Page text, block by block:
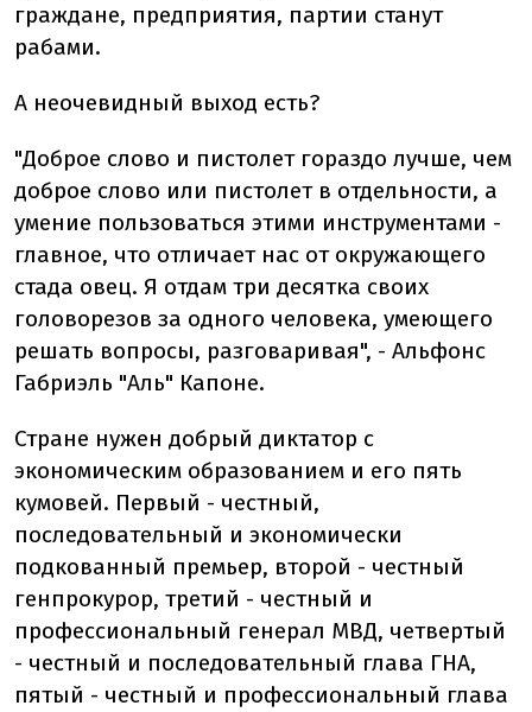
граждане, предприятия, партии станут
рабами.
А неочевидный выход есть?
"Доброе слово и пистолет гораздо лучше, чем
доброе слово или пистолет в отдельности, а
умение пользоваться этими инструментами -
главное, что отличает нас от окружающего
стада овец. Я отдам три десятка своих
головорезов за одного человека, умеющего
решать вопросы, разговаривая", - Альфонс
Габриэль "Аль" Капоне.
Стране нужен добрый диктатор с
экономическим образованием и его пять
кумовей. Первый - честный,
последовательный и экономически
подкованный премьер, второй - честный
генпрокурор, третий - честный и
профессиональный генерал МВД, четвертый
- честный и последовательный глава ГНА,
пятый - честный и профессиональный глава